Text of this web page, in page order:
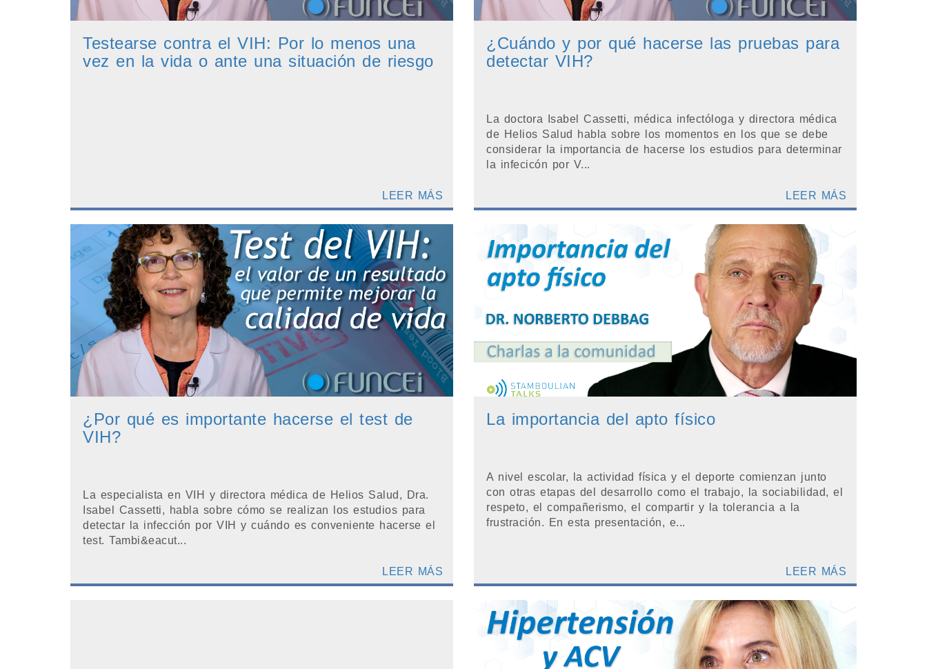
Testearse contra el VIH: Por lo menos una
vez en la vida o ante una situación de riesgo
LEER MÁS
¿Cuándo y por qué hacerse las pruebas para
detectar VIH?
La doctora Isabel Cassetti, médica infectóloga y directora médica
de Helios Salud habla sobre los momentos en los que se debe
considerar la importancia de hacerse los estudios para determinar
la infecicón por V...
LEER MÁS
¿Por qué es importante hacerse el test de
VIH?
La especialista en VIH y directora médica de Helios Salud, Dra.
Isabel Cassetti, habla sobre cómo se realizan los estudios para
detectar la infección por VIH y cuándo es conveniente hacerse el
test. Tambi&eacut...
LEER MÁS
La importancia del apto físico
A nivel escolar, la actividad física y el deporte comienzan junto
con otras etapas del desarrollo como el trabajo, la sociabilidad, el
respeto, el compañerismo, el compartir y la tolerancia a la
frustración. En esta presentación, e...
LEER MÁS